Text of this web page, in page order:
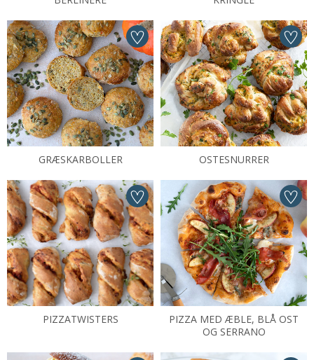
GRÆSKARBOLLER OSTESNURRER
PIZZATWISTERS
PIZZA MED ÆBLE, BLÅ OST
OG SERRANO